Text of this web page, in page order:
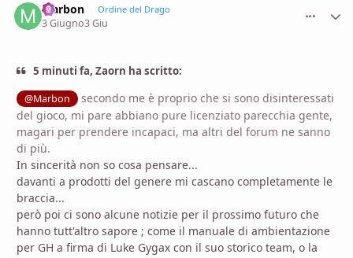
Marbon Ordine del Drago
3 Giugno3 Giu
5 minuti fa, Zaorn ha scritto:
@Marbon
secondo me è proprio che si sono disinteressati
del gioco, mi pare abbiano pure licenziato parecchia gente,
magari per prendere incapaci, ma altri del forum ne sanno
di più.
In sincerità non so cosa pensare...
davanti a prodotti del genere mi cascano completamente le
braccia...
però poi ci sono alcune notizie per il prossimo futuro che
hanno tutt'altro sapore ; come il manuale di ambientazione
per GH a firma di Luke Gygax con il suo storico team, o la